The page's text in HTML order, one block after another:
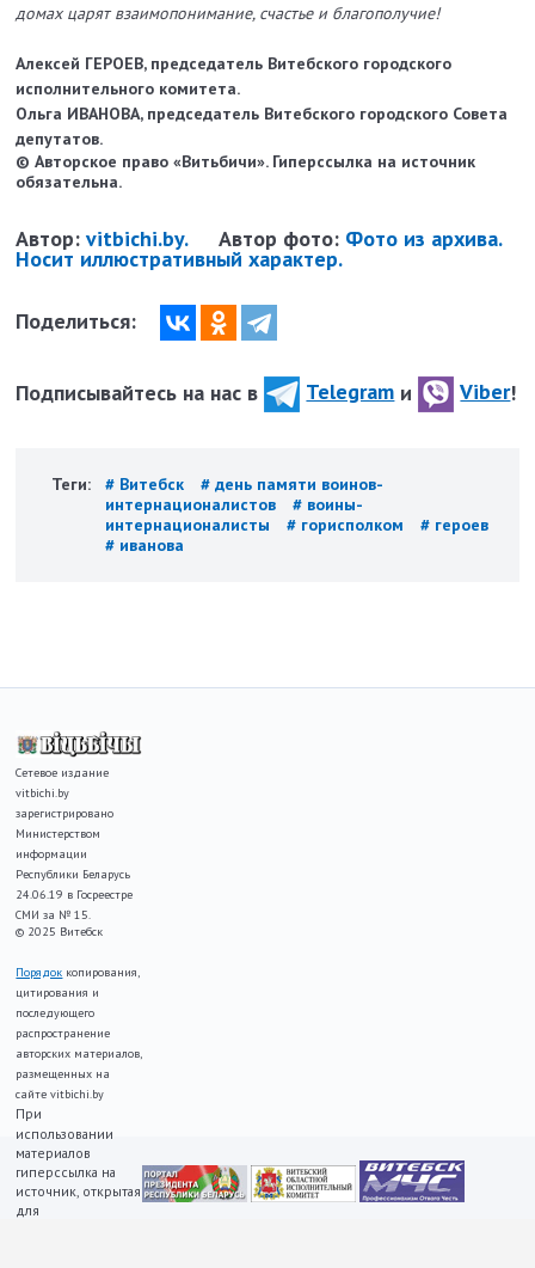
домах царят взаимопонимание, счастье и благополучие!
Алексей ГЕРОЕВ, председатель Витебского городского
исполнительного комитета.
Ольга ИВАНОВА, председатель Витебского городского Совета
депутатов.
© Авторское право «Витьбичи». Гиперссылка на источник
обязательна.
Автор:vitbichi.by. Автор фото: Фото из архива.
Носит иллюстративный характер.
Поделиться:
Подписывайтесь на нас в Telegram и Viber!
Теги: # Витебск
# день памяти воинов-
интернационалистов
# воины-
интернационалисты
# горисполком
# героев
# иванова
Сетевое издание
vitbichi.by
зарегистрировано
Министерством
информации
Республики Беларусь
24.06.19 в Госреестре
СМИ за № 15.
© 2025 Витебск
Порядок копирования,
цитирования и
последующего
распространение
авторских материалов,
размещенных на
сайте vitbichi.by
При
использовании
материалов
гиперссылка на
источник, открытая
для